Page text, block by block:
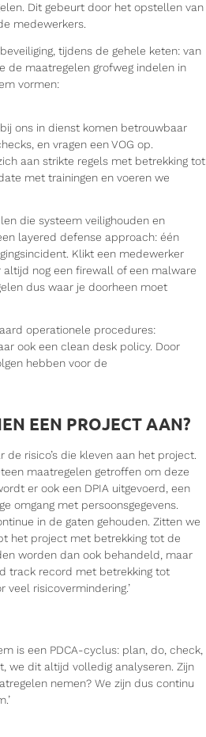
Dit gebeurt door het opstellen van
medewerkers.
tijdens de gehele keten: van
de maatregelen grofweg indelen in
vormen:
ons in dienst komen betrouwbaar
en vragen een VOG op.
aan strikte regels met betrekking tot
met trainingen en voeren we
die systeem veilighouden en
layered defense approach: één
Klikt een medewerker
nog een firewall of een malware
dus waar je doorheen moet
operationele procedures:
ook een clean desk policy. Door
hebben voor de
EEN PROJECT AAN?
risico’s die kleven aan het project.
maatregelen getroffen om deze
er ook een DPIA uitgevoerd, een
omgang met persoonsgegevens.
in de gaten gehouden. Zitten we
het project met betrekking tot de
worden dan ook behandeld, maar
track record met betrekking tot
veel risicovermindering.’
is een PDCA-cyclus: plan, do, check,
we dit altijd volledig analyseren. Zijn
nemen? We zijn dus continu